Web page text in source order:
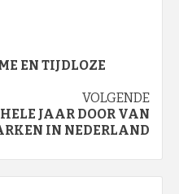
EN TIJDLOZE
VOLGENDE
JAAR DOOR VAN
IN NEDERLAND